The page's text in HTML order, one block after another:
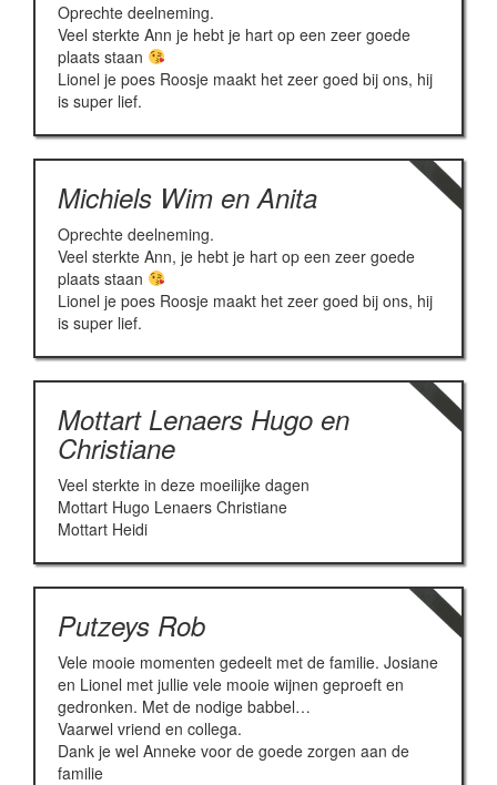
Oprechte deelneming.
Veel sterkte Ann je hebt je hart op een zeer goede
plaats staan
Lionel je poes Roosje maakt het zeer goed bij ons, hij
is super lief.
Michiels Wim en Anita
Oprechte deelneming.
Veel sterkte Ann, je hebt je hart op een zeer goede
plaats staan
Lionel je poes Roosje maakt het zeer goed bij ons, hij
is super lief.
Mottart Lenaers Hugo en
Christiane
Veel sterkte in deze moeilijke dagen
Mottart Hugo Lenaers Christiane
Mottart Heidi
Putzeys Rob
Vele mooie momenten gedeelt met de familie. Josiane
en Lionel met jullie vele mooie wijnen geproeft en
gedronken. Met de nodige babbel…
Vaarwel vriend en collega.
Dank je wel Anneke voor de goede zorgen aan de
familie